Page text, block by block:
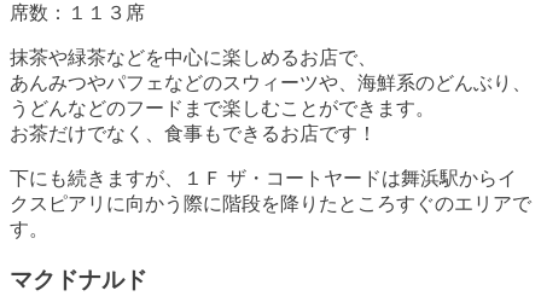
席数：１１３席
抹茶や緑茶などを中心に楽しめるお店で、
あんみつやパフェなどのスウィーツや、海鮮系のどんぶり、
うどんなどのフードまで楽しむことができます。
お茶だけでなく、食事もできるお店です！
下にも続きますが、１Ｆ ザ・コートヤードは舞浜駅からイ
クスピアリに向かう際に階段を降りたところすぐのエリアで
す。
マクドナルド